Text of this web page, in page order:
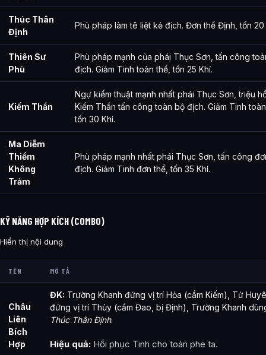
Thúc Thân
Định
Phù pháp làm tê liệt kẻ địch. Đơn thể Định, tốn 20
Thiên Sư
Phù
Phù pháp mạnh của phái Thục Sơn, tấn công
địch. Giảm Tinh toàn thể, tốn 25 Khí.
Kiếm Thần
Ngự kiếm thuật mạnh nhất phái Thục Sơn, triệu
Kiếm Thần tấn công toàn bộ địch. Giảm Tinh
tốn 30 Khí.
Ma Diễm
Thiểm
Không
Trảm
Phù pháp mạnh nhất phái Thục Sơn, tấn công
địch. Giảm Tinh đơn thể, tốn 35 Khí.
KỸ NĂNG HỢP KÍCH (COMBO)
Hiển thị nội dung
TÊN MÔ TẢ
Châu
Liên
Bích
Hợp
ĐK: Trường Khanh đứng vị trí Hỏa (cầm Kiếm), Tử
đứng vị trí Thủy (cầm Đao, bị Định), Trường Khanh
Thúc Thân Định.
Hiệu quả: Hồi phục Tinh cho toàn phe ta.